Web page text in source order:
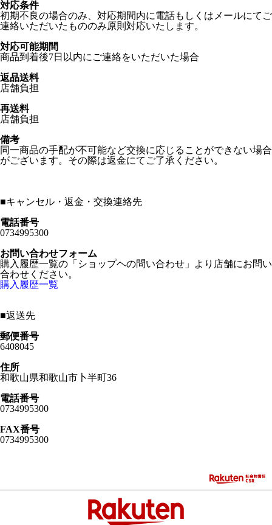
対応条件
初期不良の場合のみ、対応期間内に電話もしくはメールにてご
連絡いただいたもののみ原則対応いたします。
対応可能期間
商品到着後7日以内にご連絡をいただいた場合
返品送料
店舗負担
再送料
店舗負担
備考
同一商品の手配が不可能など交換に応じることができない場合
がございます。その際は返金にてご了承ください。
■キャンセル・返金・交換連絡先
電話番号
0734995300
お問い合わせフォーム
購入履歴一覧の「ショップヘの問い合わせ」より店舗にお問い
合わせください。
購入履歴一覧
■返送先
郵便番号
6408045
住所
和歌山県和歌山市卜半町36
電話番号
0734995300
FAX番号
0734995300